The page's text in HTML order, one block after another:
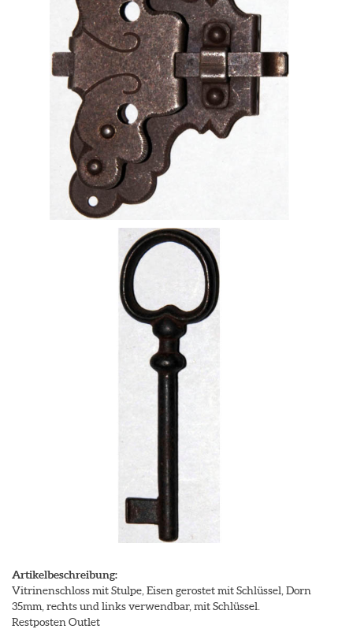
Artikelbeschreibung:
Vitrinenschloss mit Stulpe, Eisen gerostet mit Schlüssel, Dorn
35mm, rechts und links verwendbar, mit Schlüssel.
Restposten Outlet